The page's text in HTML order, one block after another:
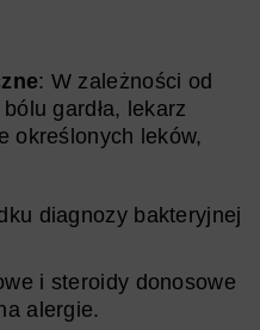
: W zależności od
gardła, lekarz
określonych leków,
diagnozy bakteryjnej
i steroidy donosowe
alergie.